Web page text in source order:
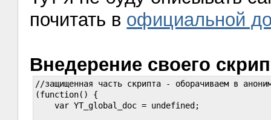
почитать в официальной
Внедерение своего
//защищенная часть скрипта - оборачиваем в
(function() {
    var YT_global_doc = undefined;